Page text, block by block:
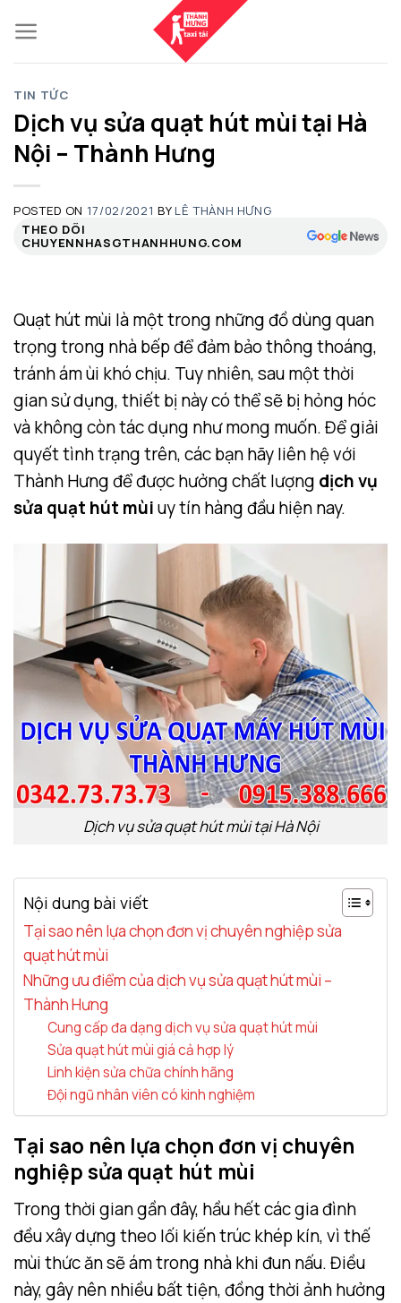
to
content
TIN TỨC
Dịch vụ sửa quạt hút mùi tại Hà
Nội – Thành Hưng
POSTED ON 17/02/2021 BY LÊ THÀNH HƯNG
THEO DÕI
CHUYENNHASGTHANHHUNG.COM
Quạt hút mùi là một trong những đồ dùng quan
trọng trong nhà bếp để đảm bảo thông thoáng,
tránh ám ùi khó chịu. Tuy nhiên, sau một thời
gian sử dụng, thiết bị này có thể sẽ bị hỏng hóc
và không còn tác dụng như mong muốn. Để giải
quyết tình trạng trên, các bạn hãy liên hệ với
Thành Hưng để được hưởng chất lượng dịch vụ
sửa quạt hút mùiuy tín hàng đầu hiện nay.
Dịch vụ sửa quạt hút mùi tại Hà Nội
Nội dung bài viết
Tại sao nên lựa chọn đơn vị chuyên nghiệp sửa
quạt hút mùi
Những ưu điểm của dịch vụ sửa quạt hút mùi –
Thành Hưng
Cung cấp đa dạng dịch vụ sửa quạt hút mùi
Sửa quạt hút mùi giá cả hợp lý
Linh kiện sửa chữa chính hãng
Đội ngũ nhân viên có kinh nghiệm
Tại sao nên lựa chọn đơn vị chuyên
nghiệp sửa quạt hút mùi
Trong thời gian gần đây, hầu hết các gia đình
đều xây dựng theo lối kiến trúc khép kín, vì thế
mùi thức ăn sẽ ám trong nhà khi đun nấu. Điều
này, gây nên nhiều bất tiện, đồng thời ảnh hưởng